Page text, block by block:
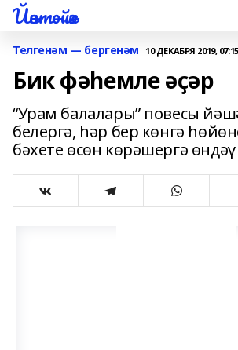
Йәнтөйәк
Телгенәм — бергенәм 10 ДЕКАБРЯ 2019, 07:15
Бик фәһемле әҫәр
“Урам балалары” повесы
белергә, һәр бер көнгә
бәхете өсөн көрәшергә